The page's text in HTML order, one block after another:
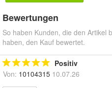
Bewertungen
So haben Kunden, die den Artikel
haben, den Kauf bewertet.
Positiv
Von: 10104315 10.07.26